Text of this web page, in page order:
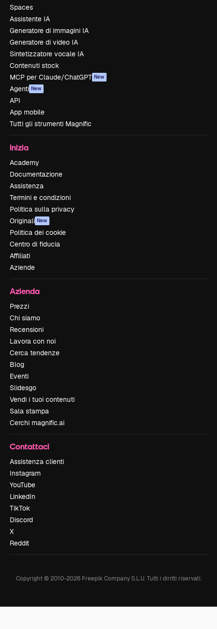
Spaces
Assistente IA
Generatore di immagini IA
Generatore di video IA
Sintetizzatore vocale IA
Contenuti stock
MCP per Claude/ChatGPT New
Agenti New
API
App mobile
Tutti gli strumenti Magnific
Inizia
Academy
Documentazione
Assistenza
Termini e condizioni
Politica sulla privacy
Originali New
Politica dei cookie
Centro di fiducia
Affiliati
Aziende
Azienda
Prezzi
Chi siamo
Recensioni
Lavora con noi
Cerca tendenze
Blog
Eventi
Slidesgo
Vendi i tuoi contenuti
Sala stampa
Cerchi magnific.ai
Contattaci
Assistenza clienti
Instagram
YouTube
LinkedIn
TikTok
Discord
X
Reddit
Copyright © 2010-2026Freepik Company S.L.U. Tutti i diritti riservati.